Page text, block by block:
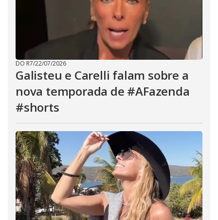
DO R7/22/07/2026
Galisteu e Carelli falam sobre a
nova temporada de #AFazenda
#shorts